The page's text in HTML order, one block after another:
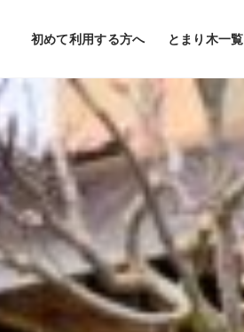
初めて利用する方へ とまり木一覧